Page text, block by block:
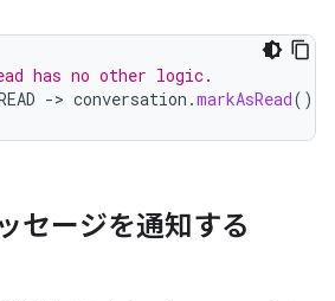
has no other logic.
-> conversation .markAsRead()
セージを通知する